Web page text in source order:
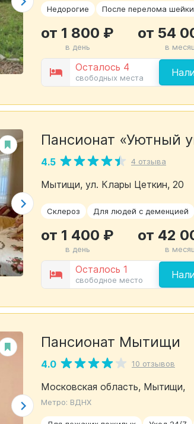
Недорогие После перелома
Осталось 4
свободных места
от 1 800 ₽
в день
от 54
в месяц
Пансионат «Уютный
4.5 4 отзыва
Мытищи, ул. Клары Цеткин, 20
Склероз Для людей с деменцией
Осталось 1
свободное место
от 1 400 ₽
в день
от 42
в месяц
Пансионат Мытищи
4.0 10 отзывов
Московская область, Мытищи,
Метро: ВДНХ